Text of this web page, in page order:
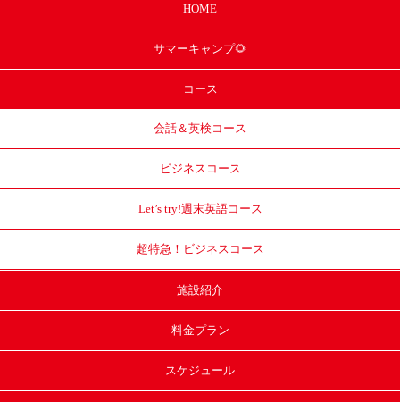
HOME
サマーキャンプ🌻
コース
会話＆英検コース
ビジネスコース
Let’s try!週末英語コース
超特急！ ビジネスコース
施設紹介
料金プラン
スケジュール